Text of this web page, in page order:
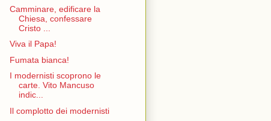
Camminare, edificare la
Chiesa, confessare
Cristo ...
Viva il Papa!
Fumata bianca!
I modernisti scoprono le
carte. Vito Mancuso
indic...
Il complotto dei modernisti